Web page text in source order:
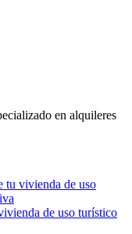
en alquileres
vivienda de uso
de uso turístico